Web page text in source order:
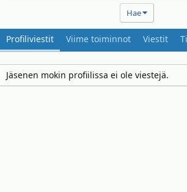
Hae
Profiliviestit Viime toiminnot Viestit
Jäsenen mokin profiilissa ei ole viestejä.